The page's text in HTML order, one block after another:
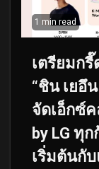
1 min read
เตรียมก
“ชิน เยอึ
จัดเอ็กซ์ค
by LG ทุ
เริ่มต้นกั